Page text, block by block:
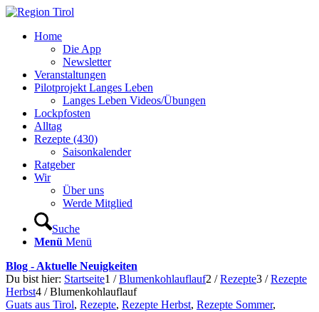
Home
Die App
Newsletter
Veranstaltungen
Pilotprojekt Langes Leben
Langes Leben Videos/Übungen
Lockpfosten
Alltag
Rezepte (430)
Saisonkalender
Ratgeber
Wir
Über uns
Werde Mitglied
Suche
Menü Menü
Blog - Aktuelle Neuigkeiten
Du bist hier: Startseite1 / Blumenkohlauflauf2 / Rezepte3 / Rezepte
Herbst4 / Blumenkohlauflauf
Guats aus Tirol, Rezepte, Rezepte Herbst, Rezepte Sommer,